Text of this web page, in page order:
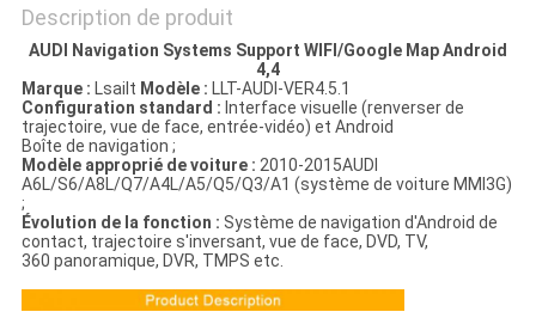
POLICY
Description de produit
AUDI Navigation Systems Support WIFI/Google Map Android
4,4
Marque : Lsailt Modèle : LLT-AUDI-VER4.5.1
Configuration standard : Interface visuelle (renverser de
trajectoire, vue de face, entrée-vidéo) et Android
Boîte de navigation ;
Modèle approprié de voiture : 2010-2015AUDI
A6L/S6/A8L/Q7/A4L/A5/Q5/Q3/A1 (système de voiture MMI3G)
;
Évolution de la fonction : Système de navigation d'Android de
contact, trajectoire s'inversant, vue de face, DVD, TV,
360 panoramique, DVR, TMPS etc.